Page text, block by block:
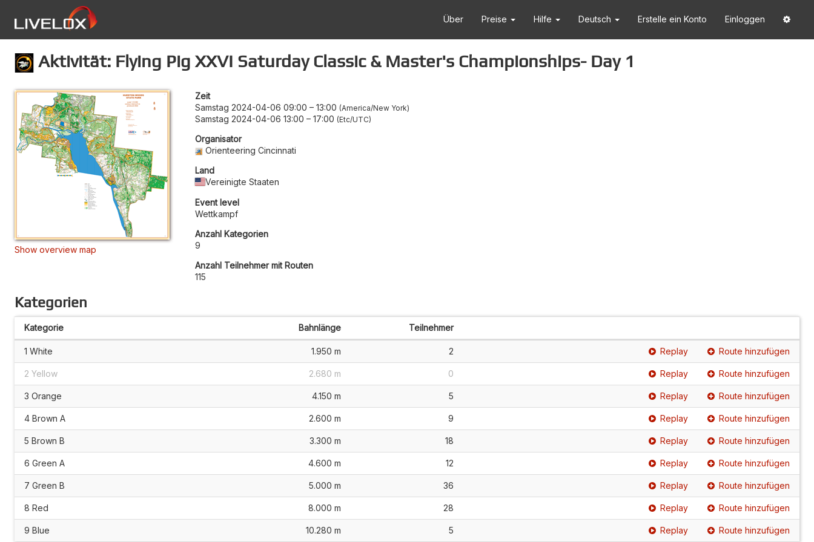
Über Preise Hilfe Deutsch Erstelle ein Konto Einloggen
Aktivität: Flying Pig XXVI Saturday Classic & Master's Championships- Day 1
Show overview map
Zeit
Samstag 2024-04-06 09:00 – 13:00 America/New York
Samstag 2024-04-06 13:00 – 17:00 Etc/UTC
Organisator
Orienteering Cincinnati
Land
Vereinigte Staaten
Event level
Wettkampf
Anzahl Kategorien
9
Anzahl Teilnehmer mit Routen
115
Kategorien
Kategorie Bahnlänge Teilnehmer
1 White 1.950 m 2 Replay Route hinzufügen
2 Yellow 2.680 m 0 Replay Route hinzufügen
3 Orange 4.150 m 5 Replay Route hinzufügen
4 Brown A 2.600 m 9 Replay Route hinzufügen
5 Brown B 3.300 m 18 Replay Route hinzufügen
6 Green A 4.600 m 12 Replay Route hinzufügen
7 Green B 5.000 m 36 Replay Route hinzufügen
8 Red 8.000 m 28 Replay Route hinzufügen
9 Blue 10.280 m 5 Replay Route hinzufügen